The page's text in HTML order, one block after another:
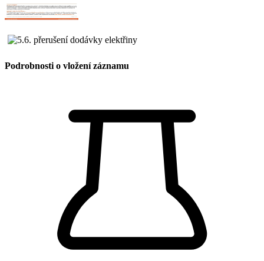
Podrobnosti o vložení záznamu